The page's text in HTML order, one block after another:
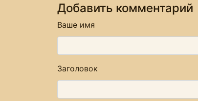
Добавить комментарий
Ваше имя
Заголовок